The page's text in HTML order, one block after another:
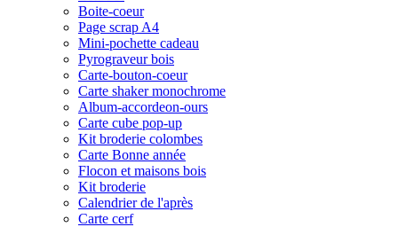
Boite-coeur
Page scrap A4
Mini-pochette cadeau
Pyrograveur bois
Carte-bouton-coeur
Carte shaker monochrome
Album-accordeon-ours
Carte cube pop-up
Kit broderie colombes
Carte Bonne année
Flocon et maisons bois
Kit broderie
Calendrier de l'après
Carte cerf